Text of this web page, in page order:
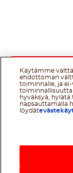
Käytämme
ehdottoman
toiminnalle, ja
hyväksyä,
napsauttamalla
löydät